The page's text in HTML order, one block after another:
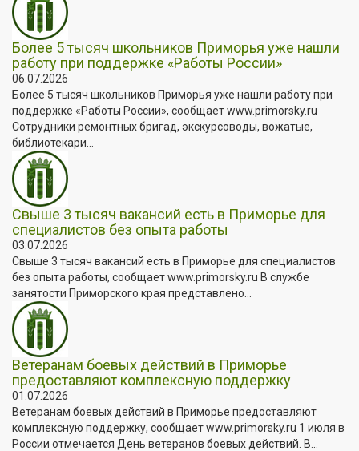
Более 5 тысяч школьников Приморья уже нашли
работу при поддержке «Работы России»
06.07.2026
Более 5 тысяч школьников Приморья уже нашли работу при
поддержке «Работы России», сообщает www.primorsky.ru
Сотрудники ремонтных бригад, экскурсоводы, вожатые,
библиотекари...
Свыше 3 тысяч вакансий есть в Приморье для
специалистов без опыта работы
03.07.2026
Свыше 3 тысяч вакансий есть в Приморье для специалистов
без опыта работы, сообщает www.primorsky.ru В службе
занятости Приморского края представлено...
Ветеранам боевых действий в Приморье
предоставляют комплексную поддержку
01.07.2026
Ветеранам боевых действий в Приморье предоставляют
комплексную поддержку, сообщает www.primorsky.ru 1 июля в
России отмечается День ветеранов боевых действий. В...